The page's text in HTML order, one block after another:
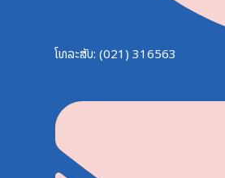
ໂທລະສັບ: (021) 316563